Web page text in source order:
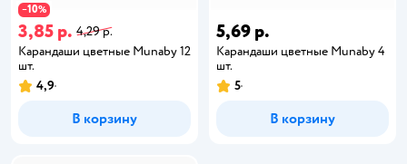
−10%
3,85 р. 4,29 р.
Карандаши цветные Munaby 12
шт.
4,9
В корзину
5,69 р.
Карандаши цветные Munaby 4
шт.
5
В корзину